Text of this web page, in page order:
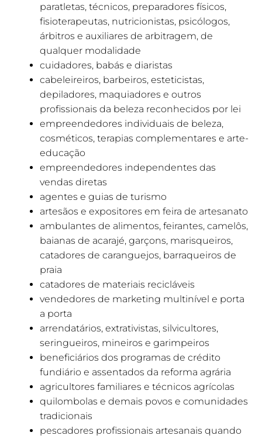
paratletas, técnicos, preparadores físicos,
fisioterapeutas, nutricionistas, psicólogos,
árbitros e auxiliares de arbitragem, de
qualquer modalidade
cuidadores, babás e diaristas
cabeleireiros, barbeiros, esteticistas,
depiladores, maquiadores e outros
profissionais da beleza reconhecidos por lei
empreendedores individuais de beleza,
cosméticos, terapias complementares e arte-
educação
empreendedores independentes das
vendas diretas
agentes e guias de turismo
artesãos e expositores em feira de artesanato
ambulantes de alimentos, feirantes, camelôs,
baianas de acarajé, garçons, marisqueiros,
catadores de caranguejos, barraqueiros de
praia
catadores de materiais recicláveis
vendedores de marketing multinível e porta
a porta
arrendatários, extrativistas, silvicultores,
seringueiros, mineiros e garimpeiros
beneficiários dos programas de crédito
fundiário e assentados da reforma agrária
agricultores familiares e técnicos agrícolas
quilombolas e demais povos e comunidades
tradicionais
pescadores profissionais artesanais quando